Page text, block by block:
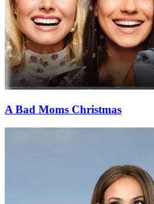
A Bad Moms Christmas